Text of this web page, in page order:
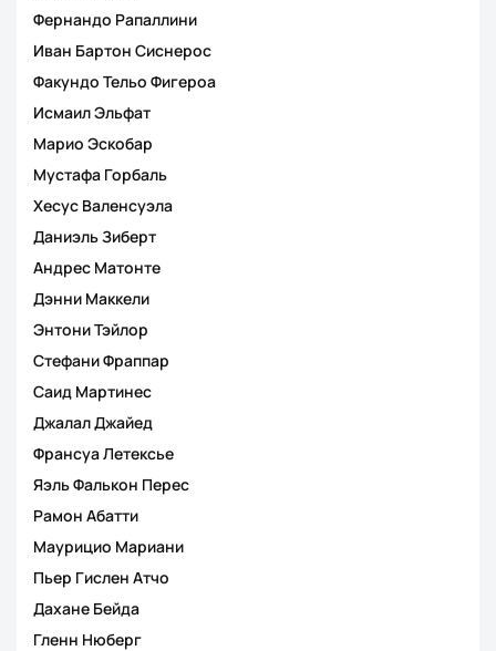
Фернандо Рапаллини
Иван Бартон Сиснерос
Факундо Тельо Фигероа
Исмаил Эльфат
Марио Эскобар
Мустафа Горбаль
Хесус Валенсуэла
Даниэль Зиберт
Андрес Матонте
Дэнни Маккели
Энтони Тэйлор
Стефани Фраппар
Саид Мартинес
Джалал Джайед
Франсуа Летексье
Яэль Фалькон Перес
Рамон Абатти
Маурицио Мариани
Пьер Гислен Атчо
Дахане Бейда
Гленн Нюберг